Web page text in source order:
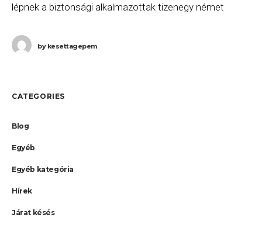
lépnek a biztonsági alkalmazottak tizenegy német
várhatóak a csütörtöki pénteki forgalomban. A
bykesettagepem
CATEGORIES
Blog
Egyéb
Egyéb kategória
Hírek
Járat késés